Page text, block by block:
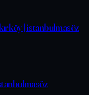
| istanbulmasöz